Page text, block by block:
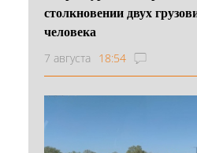
столкновении двух
человека
7 августа 18:54